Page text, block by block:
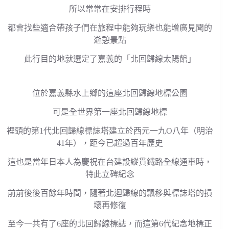
所以常常在安排行程時
都會找些適合帶孩子們在旅程中能夠玩樂也能增廣見聞的
遊憩景點
此行目的地就選定了嘉義的「北回歸線太陽館」
位於嘉義縣水上鄉的這座北回歸線地標公園
可是全世界第一座北回歸線地標
裡頭的第1代北回歸線標誌塔建立於西元一九O八年（明治
41年），距今已超過百年歷史
這也是當年日本人為慶祝在台建設縱貫鐵路全線通車時，
特此立碑紀念
前前後後百餘年時間，隨著北迴歸線的飄移與標誌塔的損
壞再修復
至今一共有了6座的北回歸線標誌，而這第6代紀念地標正